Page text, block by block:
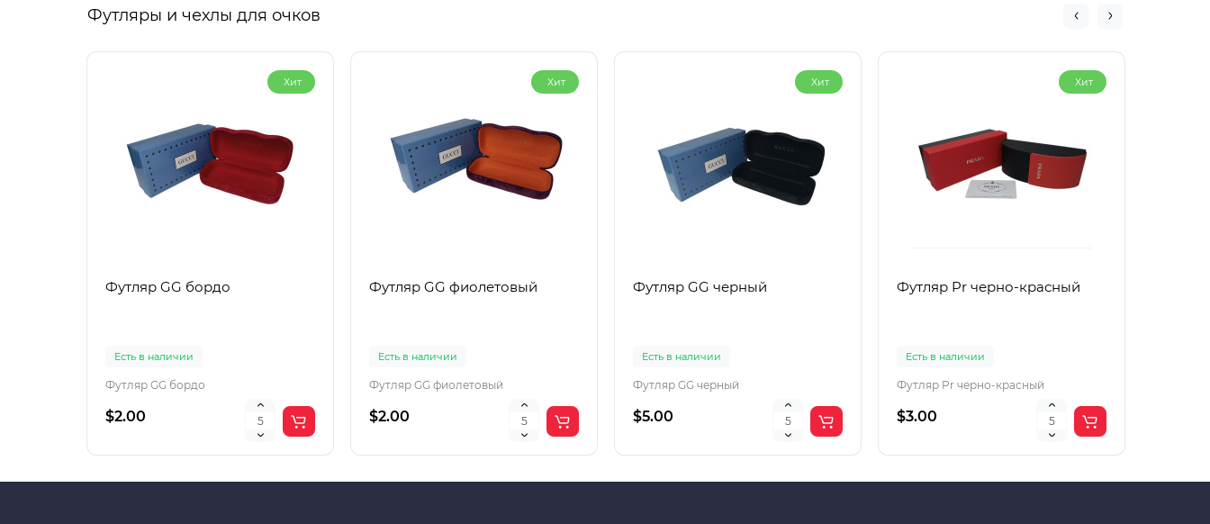
Футляры и чехлы для очков
Хит
Футляр GG бордо
Есть в наличии
Футляр GG бордо
$2.00
Хит
Футляр GG фиолетовый
Есть в наличии
Футляр GG фиолетовый
$2.00
Хит
Футляр GG черный
Есть в наличии
Футляр GG черный
$5.00
Хит
Футляр Pr черно-красный
Есть в наличии
Футляр Pr черно-красный
$3.00